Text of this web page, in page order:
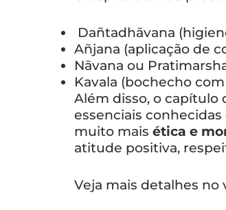
Dañtadhāvana
Añjana (aplicação de
Nāvana ou
Kavala (bochecho
Além disso, o capítulo
essenciais
muito mais ética e
atitude positiva,
Veja mais detalhes no